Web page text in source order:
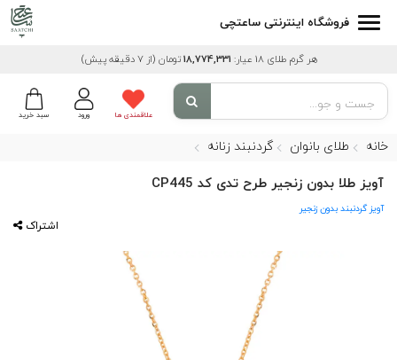
فروشگاه اینترنتی ساعتچی
هر گرم طلای 18 عیار: 18,774,331 تومان (از 7 دقیقه پیش)
سبد خرید ورود علاقمندی ها
خانه طلای بانوان گردنبند زنانه
آویز طلا بدون زنجیر طرح تدی کد CP445
آویز گردنبند بدون زنجیر
اشتراک